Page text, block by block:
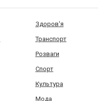
Здоров'я
Транспорт
Розваги
Спорт
Культура
Мода